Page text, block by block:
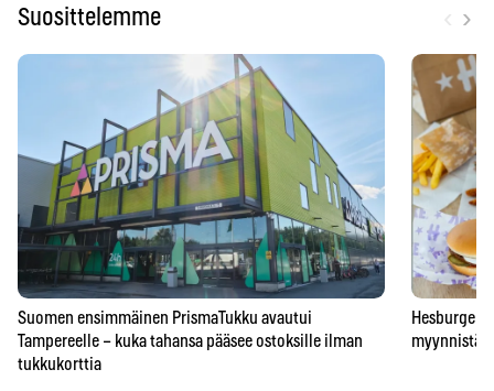
Suosittelemme ›
Suomen ensimmäinen PrismaTukku avautui
Tampereelle – kuka tahansa pääsee ostoksille ilman
tukkukorttia
myynnistä